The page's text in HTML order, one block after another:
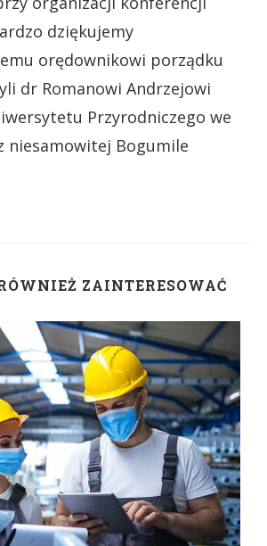
dziękujemy
orędownikowi porządku
dr Romanowi Andrzejowi
Przyrodniczego we
niesamowitej Bogumile
ZAINTERESOWAĆ